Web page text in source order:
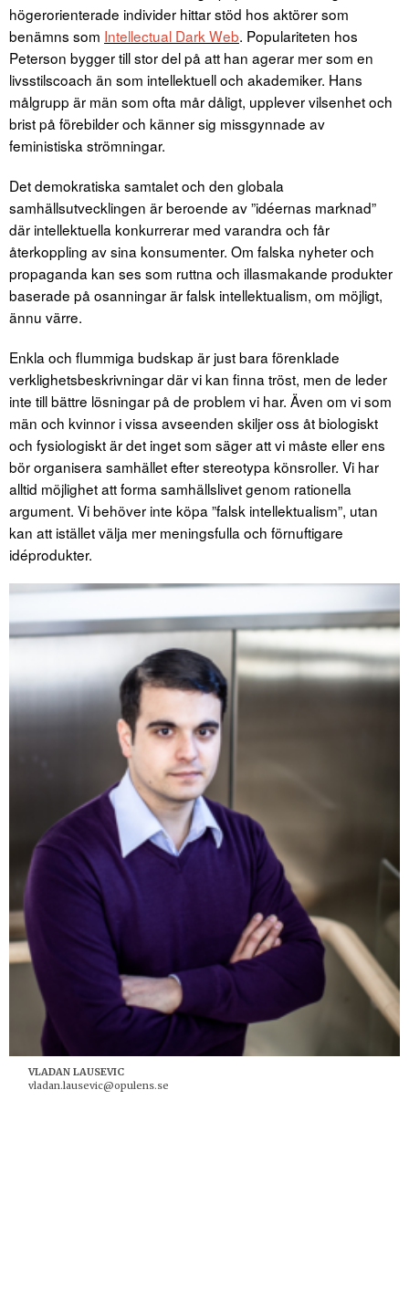
högerorienterade individer hittar stöd hos aktörer som
benämns som Intellectual Dark Web. Populariteten hos
Peterson bygger till stor del på att han agerar mer som en
livsstilscoach än som intellektuell och akademiker. Hans
målgrupp är män som ofta mår dåligt, upplever vilsenhet och
brist på förebilder och känner sig missgynnade av
feministiska strömningar.
Det demokratiska samtalet och den globala
samhällsutvecklingen är beroende av ”idéernas marknad”
där intellektuella konkurrerar med varandra och får
återkoppling av sina konsumenter. Om falska nyheter och
propaganda kan ses som ruttna och illasmakande produkter
baserade på osanningar är falsk intellektualism, om möjligt,
ännu värre.
Enkla och flummiga budskap är just bara förenklade
verklighetsbeskrivningar där vi kan finna tröst, men de leder
inte till bättre lösningar på de problem vi har. Även om vi som
män och kvinnor i vissa avseenden skiljer oss åt biologiskt
och fysiologiskt är det inget som säger att vi måste eller ens
bör organisera samhället efter stereotypa könsroller. Vi har
alltid möjlighet att forma samhällslivet genom rationella
argument. Vi behöver inte köpa ”falsk intellektualism”, utan
kan att istället välja mer meningsfulla och förnuftigare
idéprodukter.
VLADAN LAUSEVIC
vladan.lausevic@opulens.se